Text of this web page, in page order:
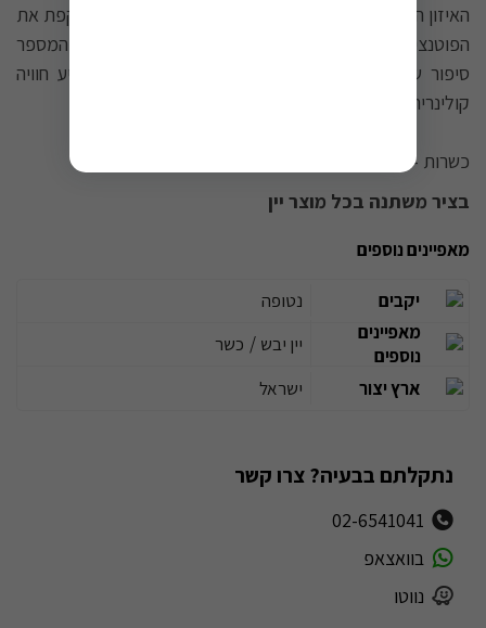
האיזון המושלם בין שני הזנים יוצר חוויית יין אצילית, המשקפת את
הפוטנציאל הגבוה של הכרמים מהם הגיעו הענבים. זהו יין המספר
סיפור של מפגש מושלם בין שני זנים משלימים, המציע חוויה
קולינרית עשירה.
כשרות - בד''ץ העדה החרדית.
בציר משתנה בכל מוצר יין
מאפיינים נוספים
יקבים
נטופה
מאפיינים
נוספים
יין יבש / כשר
ארץ יצור
ישראל
נתקלתם בבעיה? צרו קשר
02-6541041
בוואצאפ
נווטו